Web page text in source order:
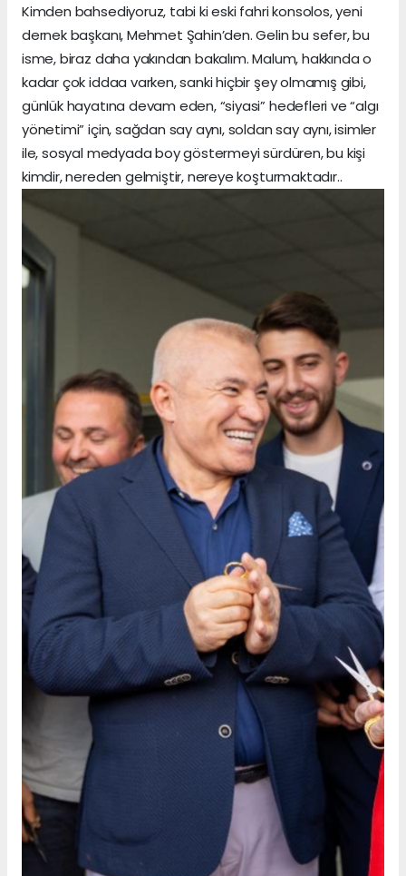
Kimden bahsediyoruz, tabi ki eski fahri konsolos, yeni
dernek başkanı, Mehmet Şahin’den. Gelin bu sefer, bu
isme, biraz daha yakından bakalım. Malum, hakkında o
kadar çok iddaa varken, sanki hiçbir şey olmamış gibi,
günlük hayatına devam eden, “siyasi” hedefleri ve “algı
yönetimi” için, sağdan say aynı, soldan say aynı, isimler
ile, sosyal medyada boy göstermeyi sürdüren, bu kişi
kimdir, nereden gelmiştir, nereye koşturmaktadır..